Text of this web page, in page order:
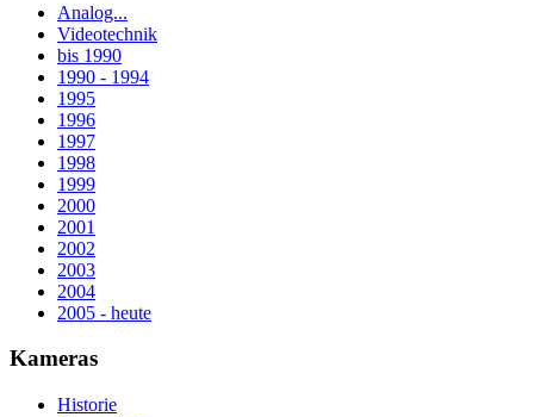
Analog...
Videotechnik
bis 1990
1990 - 1994
1995
1996
1997
1998
1999
2000
2001
2002
2003
2004
2005 - heute
Kameras
Historie